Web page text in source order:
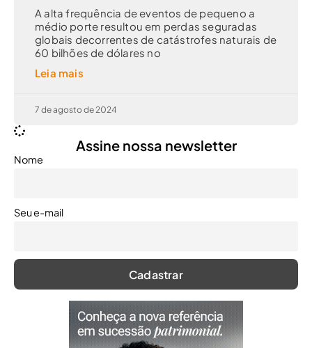
A alta frequência de eventos de pequeno a
médio porte resultou em perdas seguradas
globais decorrentes de catástrofes naturais de
60 bilhões de dólares no
Leia mais
7 de agosto de 2024
Assine nossa newsletter
Nome
Seu e-mail